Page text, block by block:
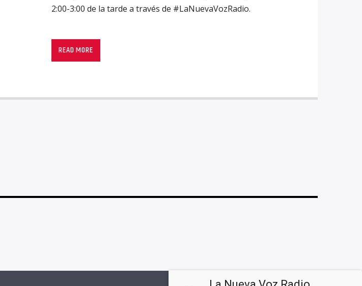
2:00-3:00 de la tarde a través de #LaNuevaVozRadio.
READ MORE